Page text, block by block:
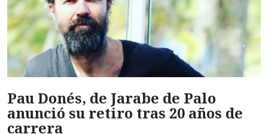
Pau Donés, de Jarabe de Palo
anunció su retiro tras 20 años de
carrera